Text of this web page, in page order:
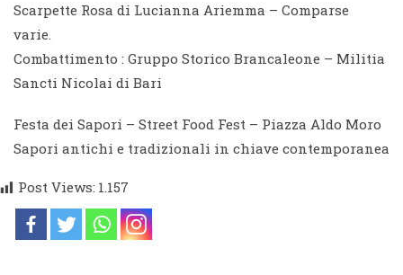
Scarpette Rosa di Lucianna Ariemma – Comparse
varie.
Combattimento : Gruppo Storico Brancaleone – Militia
Sancti Nicolai di Bari
Festa dei Sapori – Street Food Fest – Piazza Aldo Moro
Sapori antichi e tradizionali in chiave contemporanea
Post Views: 1.157